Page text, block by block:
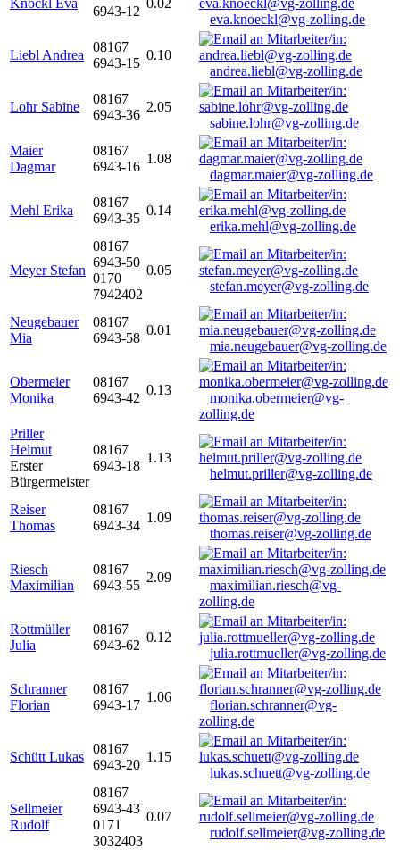
Knöckl Eva
6943-12
0.02
eva.knoeckl@vg-zolling.de
Liebl Andrea
08167
6943-15
0.10
andrea.liebl@vg-zolling.de
Lohr Sabine
08167
6943-36
2.05
sabine.lohr@vg-zolling.de
Maier
Dagmar
08167
6943-16
1.08
dagmar.maier@vg-zolling.de
Mehl Erika
08167
6943-35
0.14
erika.mehl@vg-zolling.de
Meyer Stefan
08167
6943-50
0170
7942402
0.05
stefan.meyer@vg-zolling.de
Neugebauer
Mia
08167
6943-58
0.01
mia.neugebauer@vg-zolling.de
Obermeier
Monika
08167
6943-42
0.13
monika.obermeier@vg-
zolling.de
Priller
Helmut
Erster
Bürgermeister
08167
6943-18
1.13
helmut.priller@vg-zolling.de
Reiser
Thomas
08167
6943-34
1.09
thomas.reiser@vg-zolling.de
Riesch
Maximilian
08167
6943-55
2.09
maximilian.riesch@vg-
zolling.de
Rottmüller
Julia
08167
6943-62
0.12
julia.rottmueller@vg-zolling.de
Schranner
Florian
08167
6943-17
1.06
florian.schranner@vg-
zolling.de
Schütt Lukas
08167
6943-20
1.15
lukas.schuett@vg-zolling.de
Sellmeier
Rudolf
08167
6943-43
0171
3032403
0.07
rudolf.sellmeier@vg-zolling.de